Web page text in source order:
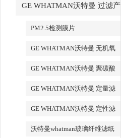
GE WHATMAN沃特曼 过滤产
品代理PM2.5检测膜片
GE WHATMAN沃特曼 无机氧
GE WHATMAN沃特曼 聚碳酸
GE WHATMAN沃特曼 定量滤
GE WHATMAN沃特曼 定性滤
纸
沃特曼whatman玻璃纤维滤纸